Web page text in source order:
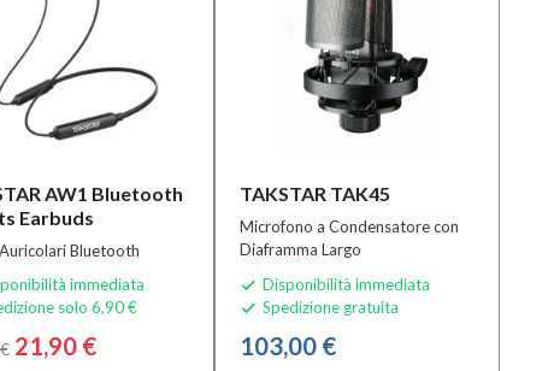
AW1 Bluetooth
Earbuds
Bluetooth
immediata
solo 6,90 €
21,90 €
TAKSTAR TAK45
Microfono a Condensatore con
Diaframma Largo
 Disponibilità immediata
 Spedizione gratuita
103,00 €